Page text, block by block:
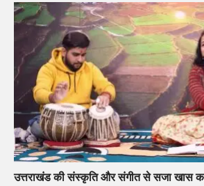
उत्तराखंड की संस्कृति और संगीत से सजा खास